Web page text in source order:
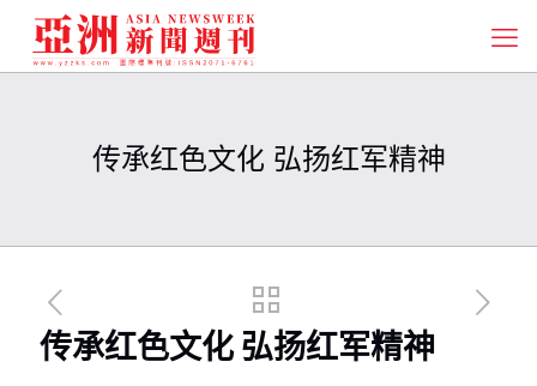
传承红色文化 弘扬红军精神
传承红色文化 弘扬红军精神